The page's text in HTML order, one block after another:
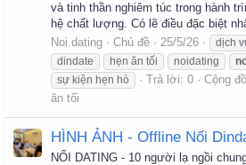
và tinh thần nghiêm túc trong hành
hệ chất lượng. Có lẽ điều đặc biệt
Noi.dating
Chủ đề 25/5/26
dịch
dindate
hẹn ăn tối noidating
sự kiện hẹn hò
Trả lời: 0 Cộng
ăn tối
HÌNH ẢNH - Offline Nối
NỐI DATING - 10 người lạ ngồi